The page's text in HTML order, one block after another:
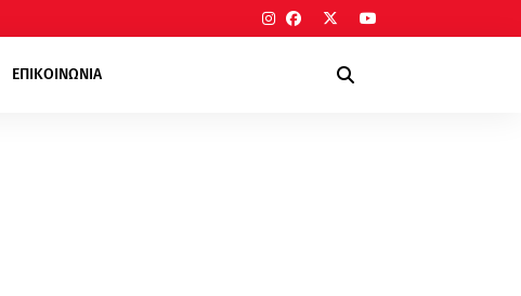
ΕΠΙΚΟΙΝΩΝΙΑ